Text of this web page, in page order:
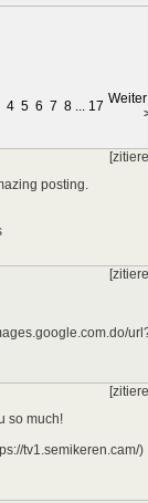
4 5 6 7 8 ... 17
posting.
so much!
tv1.semikeren.cam/)